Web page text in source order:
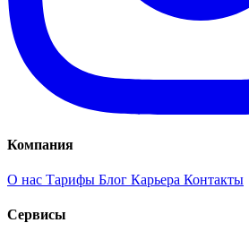
Компания
О нас Тарифы Блог Карьера Контакты
Сервисы